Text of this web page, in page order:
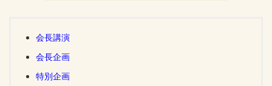
会長講演
会長企画
特別企画